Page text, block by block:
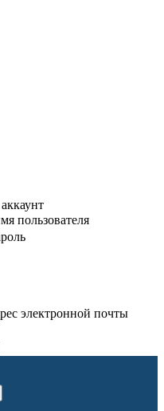
пользователя
электронной почты